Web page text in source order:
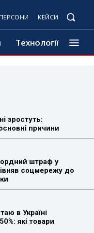
КЕЙСИ
Технології
зростуть:
причини
штраф у
соцмережу до
в Україні
які товари